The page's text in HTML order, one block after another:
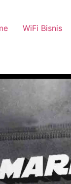
WiFi Bisnis